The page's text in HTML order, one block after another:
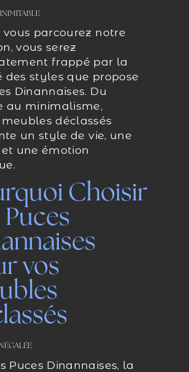
vous parcourez notre
vous serez
frappé par la
des styles que propose
Dinannaises. Du
au minimalisme,
déclassés
un style de vie, une
une émotion
Choisir
Puces
vos
Puces Dinannaises, la